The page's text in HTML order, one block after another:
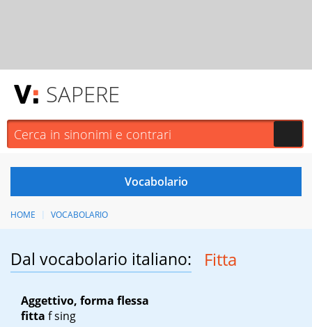
SAPERE
HOME VOCABOLARIO
Dal vocabolario italiano: Fitta
Aggettivo, forma flessa
fitta f sing